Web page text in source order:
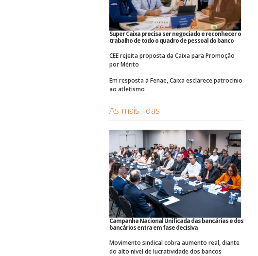
Super Caixa precisa ser negociado e reconhecer o
trabalho de todo o quadro de pessoal do banco
CEE rejeita proposta da Caixa para Promoção
por Mérito
Em resposta à Fenae, Caixa esclarece patrocínio
ao atletismo
As mais lidas
Campanha Nacional Unificada das bancárias e dos
bancários entra em fase decisiva
Movimento sindical cobra aumento real, diante
do alto nível de lucratividade dos bancos